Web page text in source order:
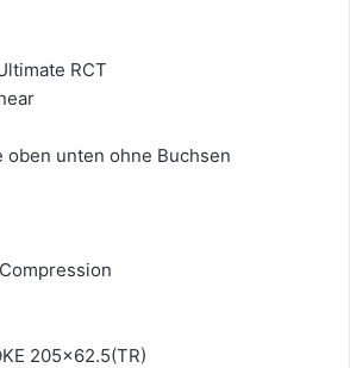
RCT
oben unten ohne Buchsen
205x62.5(TR)